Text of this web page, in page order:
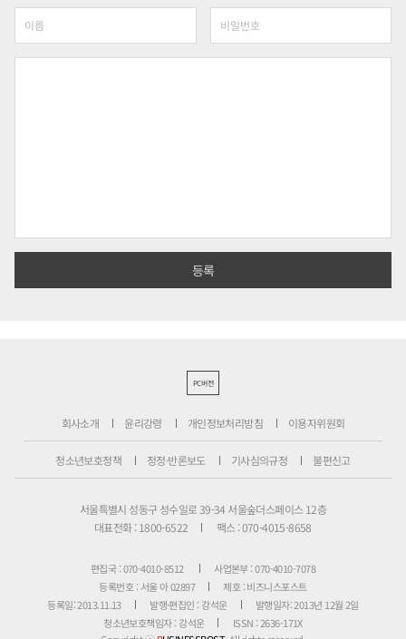
PC버전
회사소개 윤리강령 개인정보처리방침 이용자위원회
청소년보호정책 정정·반론보도 기사심의규정 불편신고
서울특별시 성동구 성수일로 39-34 서울숲더스페이스 12층
대표전화 : 1800-6522
팩스 : 070-4015-8658
편집국 : 070-4010-8512
사업본부 : 070-4010-7078
등록번호 : 서울 아 02897
제호 : 비즈니스포스트
등록일: 2013.11.13
발행·편집인 : 강석운
발행일자: 2013년 12월 2일
청소년보호책임자 : 강석운
ISSN : 2636-171X